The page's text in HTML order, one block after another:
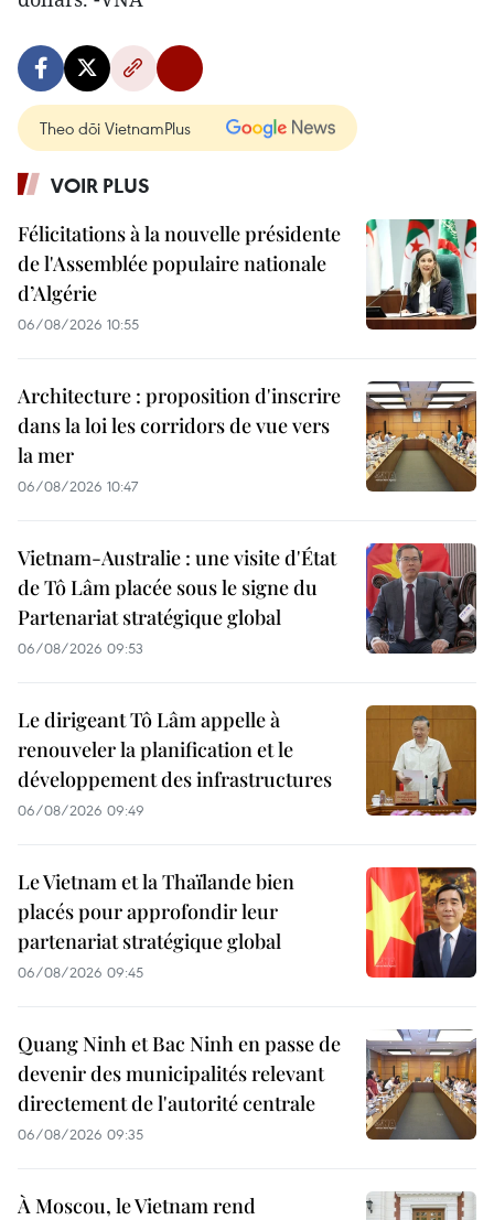
Theo dõi VietnamPlus
VOIR PLUS
Félicitations à la nouvelle présidente
de l'Assemblée populaire nationale
d’Algérie
06/08/2026 10:55
Architecture : proposition d'inscrire
dans la loi les corridors de vue vers
la mer
06/08/2026 10:47
Vietnam-Australie : une visite d'État
de Tô Lâm placée sous le signe du
Partenariat stratégique global
06/08/2026 09:53
Le dirigeant Tô Lâm appelle à
renouveler la planification et le
développement des infrastructures
06/08/2026 09:49
Le Vietnam et la Thaïlande bien
placés pour approfondir leur
partenariat stratégique global
06/08/2026 09:45
Quang Ninh et Bac Ninh en passe de
devenir des municipalités relevant
directement de l'autorité centrale
06/08/2026 09:35
À Moscou, le Vietnam rend